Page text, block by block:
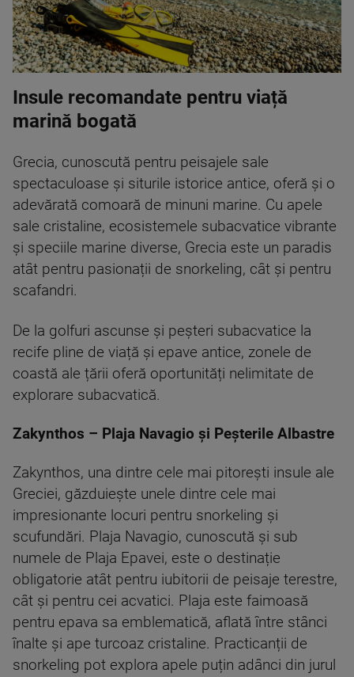
Insule recomandate pentru viață
marină bogată
Grecia, cunoscută pentru peisajele sale
spectaculoase și siturile istorice antice, oferă și o
adevărată comoară de minuni marine. Cu apele
sale cristaline, ecosistemele subacvatice vibrante
și speciile marine diverse, Grecia este un paradis
atât pentru pasionații de snorkeling, cât și pentru
scafandri.
De la golfuri ascunse și peșteri subacvatice la
recife pline de viață și epave antice, zonele de
coastă ale țării oferă oportunități nelimitate de
explorare subacvatică.
Zakynthos – Plaja Navagio și Peșterile Albastre
Zakynthos, una dintre cele mai pitorești insule ale
Greciei, găzduiește unele dintre cele mai
impresionante locuri pentru snorkeling și
scufundări. Plaja Navagio, cunoscută și sub
numele de Plaja Epavei, este o destinație
obligatorie atât pentru iubitorii de peisaje terestre,
cât și pentru cei acvatici. Plaja este faimoasă
pentru epava sa emblematică, aflată între stânci
înalte și ape turcoaz cristaline. Practicanții de
snorkeling pot explora apele puțin adânci din jurul